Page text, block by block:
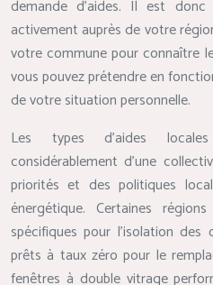
demande d’aides. Il est
activement auprès de votre
votre commune pour connaître
vous pouvez prétendre en
de votre situation personnelle.
Les types d’aides
considérablement d’une
priorités et des politiques
énergétique. Certaines
spécifiques pour l’isolation des
prêts à taux zéro pour le
fenêtres à double vitrage